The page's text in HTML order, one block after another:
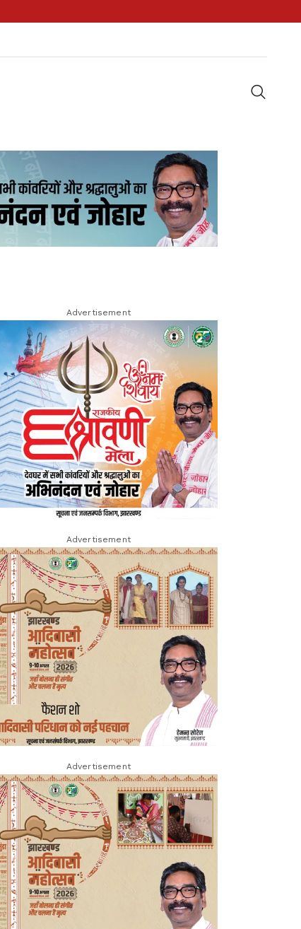
Advertisement
Advertisement
Advertisement